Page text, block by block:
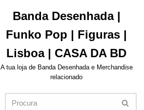
Banda Desenhada |
Funko Pop | Figuras |
Lisboa | CASA DA BD
A tua loja de Banda Desenhada e Merchandise
relacionado